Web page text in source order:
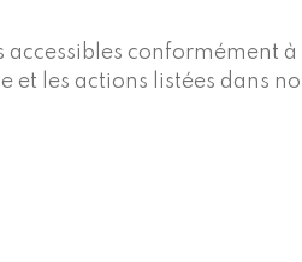
conformément à
les actions listées dans